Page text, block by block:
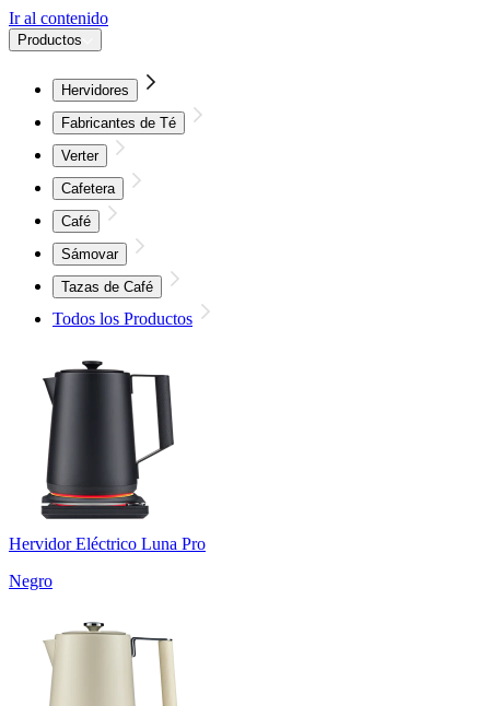
Ir al contenido
Productos
Hervidores
Fabricantes de Té
Verter
Cafetera
Café
Sámovar
Tazas de Café
Todos los Productos
Hervidor Eléctrico Luna Pro
Negro